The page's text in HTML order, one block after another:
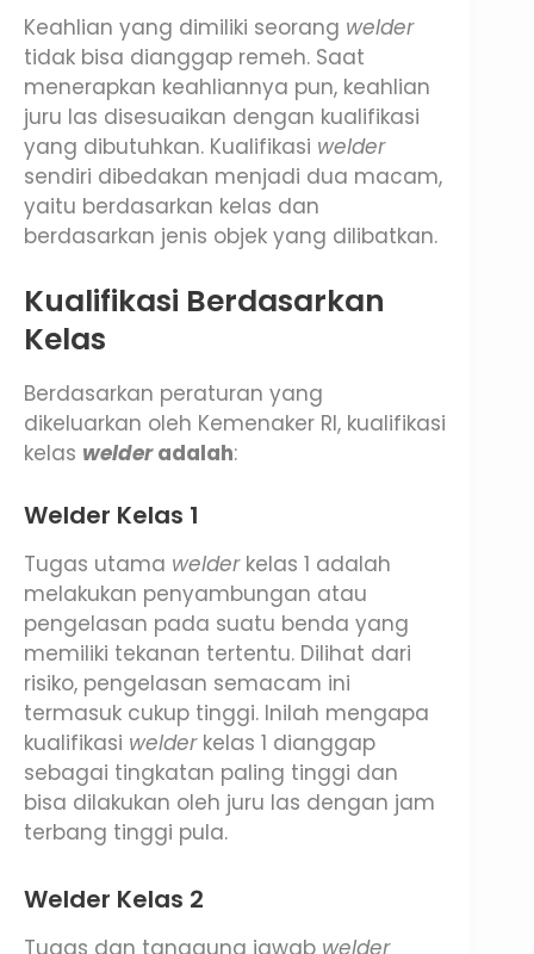
Keahlian yang dimiliki seorang welder
tidak bisa dianggap remeh. Saat
menerapkan keahliannya pun, keahlian
juru las disesuaikan dengan kualifikasi
yang dibutuhkan. Kualifikasi welder
sendiri dibedakan menjadi dua macam,
yaitu berdasarkan kelas dan
berdasarkan jenis objek yang dilibatkan.
Kualifikasi Berdasarkan
Kelas
Berdasarkan peraturan yang
dikeluarkan oleh Kemenaker RI, kualifikasi
kelas welderadalah:
Welder Kelas 1
Tugas utama welderkelas 1 adalah
melakukan penyambungan atau
pengelasan pada suatu benda yang
memiliki tekanan tertentu. Dilihat dari
risiko, pengelasan semacam ini
termasuk cukup tinggi. Inilah mengapa
kualifikasi welderkelas 1 dianggap
sebagai tingkatan paling tinggi dan
bisa dilakukan oleh juru las dengan jam
terbang tinggi pula.
Welder Kelas 2
Tugas dan tanggung jawab welder